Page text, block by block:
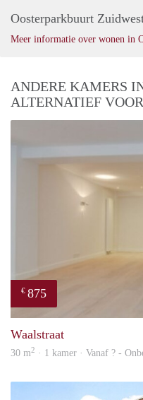
Oosterparkbuurt
Meer informatie over wonen in
ANDERE KAMERS
ALTERNATIEF
€ 875
Waalstraat
30 m2 · 1 kamer · Vanaf ? -